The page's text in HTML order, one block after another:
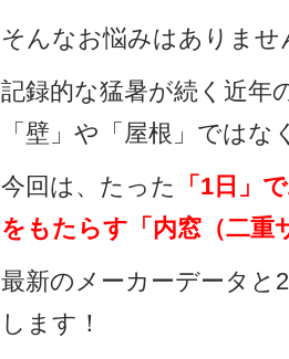
そんなお悩みはありませ
記録的な猛暑が続く近年
「壁」や「屋根」ではな
今回は、たった
「1日」
をもたらす「内窓（二重
最新のメーカーデータと
します！